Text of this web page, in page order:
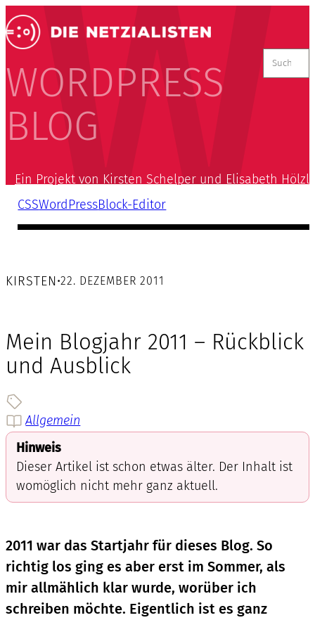
WORDPRESS
BLOG
nach:
Ein Projekt von Kirsten Schelper und Elisabeth Hölzl
CSSWordPressBlock-Editor
KIRSTEN•22. DEZEMBER 2011
Mein Blogjahr 2011 – Rückblick
und Ausblick
Allgemein
Hinweis
Dieser Artikel ist schon etwas älter. Der Inhalt ist
womöglich nicht mehr ganz aktuell.
2011 war das Startjahr für dieses Blog. So
richtig los ging es aber erst im Sommer, als
mir allmählich klar wurde, worüber ich
schreiben möchte. Eigentlich ist es ganz